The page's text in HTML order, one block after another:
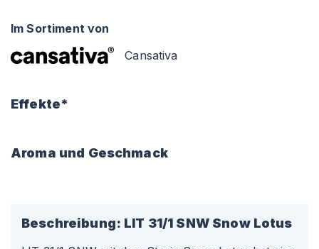
Im Sortiment von
Cansativa
Effekte*
Aroma und Geschmack
Beschreibung: LIT 31/1 SNW Snow Lotus